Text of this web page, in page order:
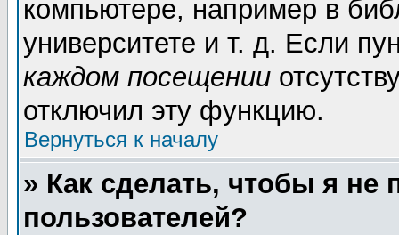
компьютере, например в
университете и т. д. Если
каждом посещении
отключил эту функцию.
Вернуться к началу
» Как сделать, чтобы я не
пользователей?